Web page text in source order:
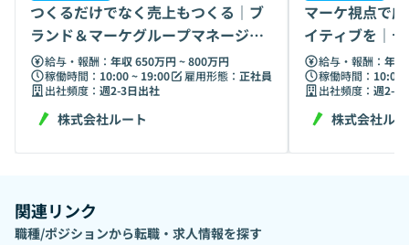
つくるだけでなく売上もつくる｜ブ
ランド＆マーケグループマネージャ
ー給与・報酬： 年収 650万円 ~ 800万円
稼働時間： 10:00 ~ 19:00 雇用形態： 正社員
出社頻度： 週2-3日出社
株式会社ルート
マーケ視点で
イティブを｜
給与・報酬： 年
稼働時間： 10:00
出社頻度： 週2-3
株式会社ル
関連リンク
職種/ポジションから転職・求人情報を探す